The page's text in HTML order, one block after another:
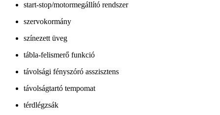
start-stop/motormegállító rendszer
szervokormány
színezett üveg
tábla-felismerő funkció
távolsági fényszóró asszisztens
távolságtartó tempomat
térdlégzsák